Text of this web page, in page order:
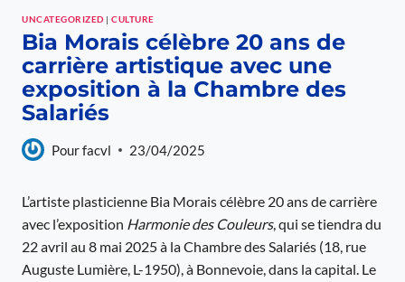
UNCATEGORIZED| CULTURE
Bia Morais célèbre 20 ans de
carrière artistique avec une
exposition à la Chambre des
Salariés
Pourfacvl 23/04/2025
L’artiste plasticienne Bia Morais célèbre 20 ans de carrière
avec l’exposition Harmonie des Couleurs, qui se tiendra du
22 avril au 8 mai 2025 à la Chambre des Salariés (18, rue
Auguste Lumière, L-1950), à Bonnevoie, dans la capital. Le